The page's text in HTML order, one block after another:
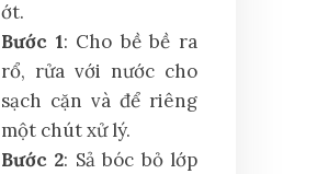
ớt.
Bước 1: Cho bề bề ra
rổ, rửa với nước cho
sạch cặn và để riêng
một chút xử lý.
Bước 2: Sả bóc bỏ lớp